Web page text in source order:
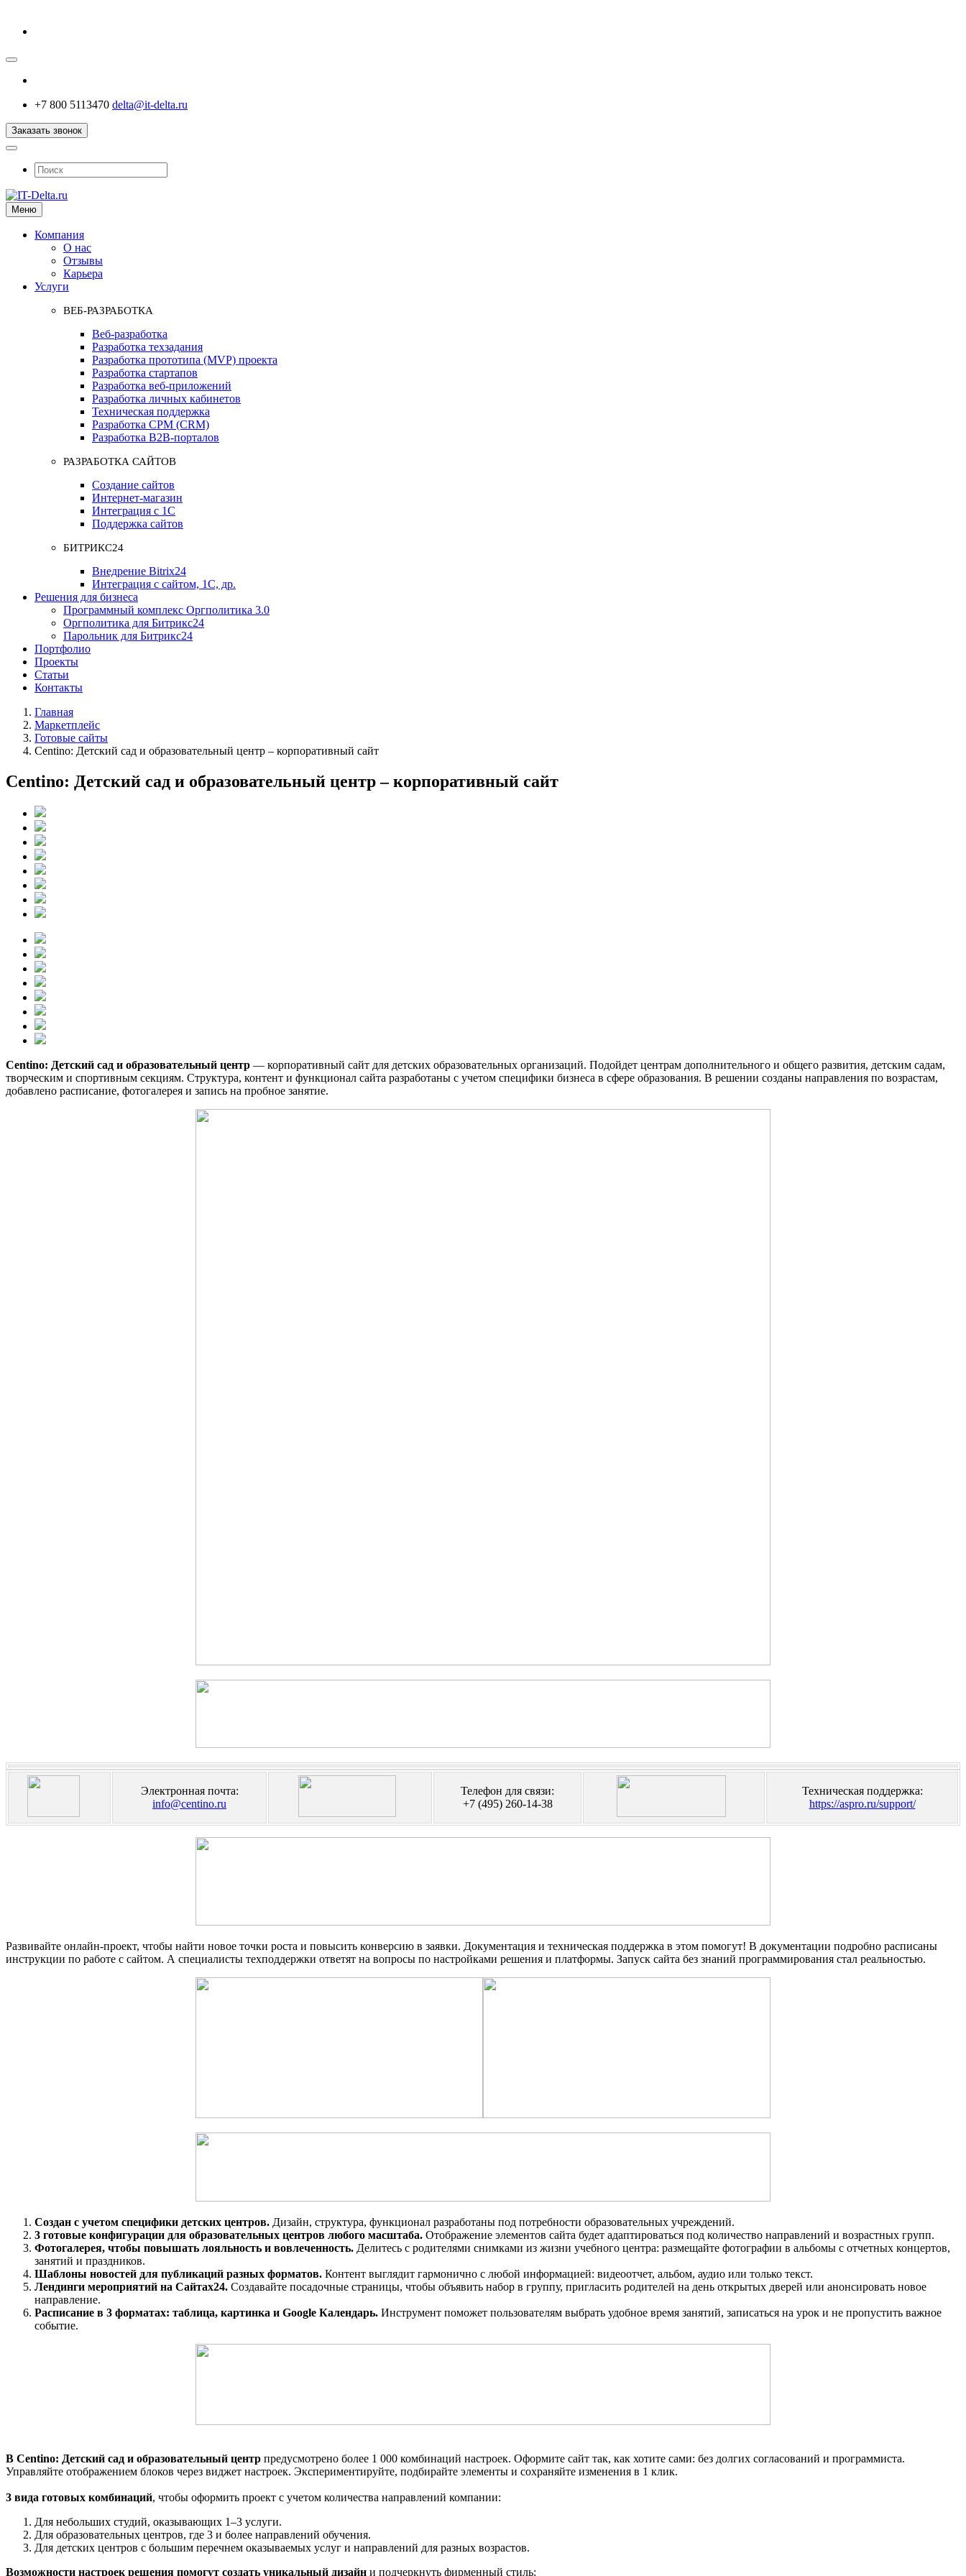
+7 800 5113470 delta@it-delta.ru
Заказать звонок
Меню
Компания
О нас
Отзывы
Карьера
Услуги
ВЕБ-РАЗРАБОТКА
Веб-разработка
Разработка техзадания
Разработка прототипа (MVP) проекта
Разработка стартапов
Разработка веб-приложений
Разработка личных кабинетов
Техническая поддержка
Разработка СРМ (CRM)
Разработка B2B-порталов
РАЗРАБОТКА САЙТОВ
Создание сайтов
Интернет-магазин
Интеграция с 1С
Поддержка сайтов
БИТРИКС24
Внедрение Bitrix24
Интеграция с сайтом, 1С, др.
Решения для бизнеса
Программный комплекс Оргполитика 3.0
Оргполитика для Битрикс24
Парольник для Битрикс24
Портфолио
Проекты
Статьи
Контакты
Главная
Маркетплейс
Готовые сайты
Centino: Детский сад и образовательный центр – корпоративный сайт
Centino: Детский сад и образовательный центр – корпоративный сайт
Centino: Детский сад и образовательный центр — корпоративный сайт для детских образовательных организаций. Подойдет центрам дополнительного и общего развития, детским садам,
творческим и спортивным секциям. Структура, контент и функционал сайта разработаны с учетом специфики бизнеса в сфере образования. В решении созданы направления по возрастам,
добавлено расписание, фотогалерея и запись на пробное занятие.
Электронная почта:
info@centino.ru
Телефон для связи:
+7 (495) 260-14-38
Техническая поддержка:
https://aspro.ru/support/
Развивайте онлайн-проект, чтобы найти новое точки роста и повысить конверсию в заявки. Документация и техническая поддержка в этом помогут! В документации подробно расписаны
инструкции по работе с сайтом. А специалисты техподдержки ответят на вопросы по настройками решения и платформы. Запуск сайта без знаний программирования стал реальностью.
Создан с учетом специфики детских центров. Дизайн, структура, функционал разработаны под потребности образовательных учреждений.
3 готовые конфигурации для образовательных центров любого масштаба. Отображение элементов сайта будет адаптироваться под количество направлений и возрастных групп.
Фотогалерея, чтобы повышать лояльность и вовлеченность. Делитесь с родителями снимками из жизни учебного центра: размещайте фотографии в альбомы с отчетных концертов,
занятий и праздников.
Шаблоны новостей для публикаций разных форматов. Контент выглядит гармонично с любой информацией: видеоотчет, альбом, аудио или только текст.
Лендинги мероприятий на Сайтах24. Создавайте посадочные страницы, чтобы объявить набор в группу, пригласить родителей на день открытых дверей или анонсировать новое
направление.
Расписание в 3 форматах: таблица, картинка и Google Календарь. Инструмент поможет пользователям выбрать удобное время занятий, записаться на урок и не пропустить важное
событие.
В Centino: Детский сад и образовательный центр предусмотрено более 1 000 комбинаций настроек. Оформите сайт так, как хотите сами: без долгих согласований и программиста.
Управляйте отображением блоков через виджет настроек. Экспериментируйте, подбирайте элементы и сохраняйте изменения в 1 клик.
3 вида готовых комбинаций, чтобы оформить проект с учетом количества направлений компании:
Для небольших студий, оказывающих 1–3 услуги.
Для образовательных центров, где 3 и более направлений обучения.
Для детских центров с большим перечнем оказываемых услуг и направлений для разных возрастов.
Возможности настроек решения помогут создать уникальный дизайн и подчеркнуть фирменный стиль: